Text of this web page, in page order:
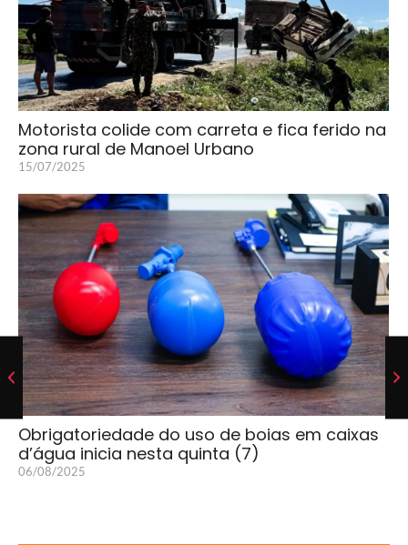
Motorista colide com carreta e fica ferido na
zona rural de Manoel Urbano
15/07/2025
Obrigatoriedade do uso de boias em caixas
d’água inicia nesta quinta (7)
06/08/2025